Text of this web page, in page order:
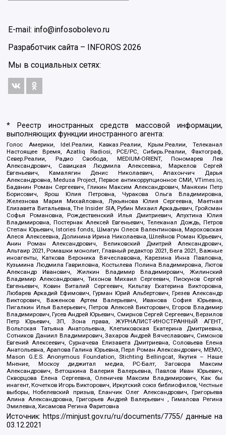
E-mail: info@infosobolevo.ru
Разработчик сайта – INFOROS 2026
Мы в социальных сетях:
* Реестр иностранных средств массовой информации,
выполняющих функции иностранного агента:
Голос Америки, Idel.Реалии, Кавказ.Реалии, Крым.Реалии, Телеканал
Настоящее Время, Azatliq Radiosi, PCE/PC, Сибирь.Реалии, Фактограф,
Север.Реалии, Радио Свобода, MEDIUM-ORIENT, Пономарев Лев
Александрович, Савицкая Людмила Алексеевна, Маркелов Сергей
Евгеньевич, Камалягин Денис Николаевич, Апахончич Дарья
Александровна, Medusa Project, Первое антикоррупционное СМИ, VTimes.io,
Баданин Роман Сергеевич, Гликин Максим Александрович, Маняхин Петр
Борисович, Ярош Юлия Петровна, Чуракова Ольга Владимировна,
Железнова Мария Михайловна, Лукьянова Юлия Сергеевна, Маетная
Елизавета Витальевна, The Insider SIA, Рубин Михаил Аркадьевич, Гройсман
Софья Романовна, Рождественский Илья Дмитриевич, Апухтина Юлия
Владимировна, Постернак Алексей Евгеньевич, Телеканал Дождь, Петров
Степан Юрьевич, Istories fonds, Шмагун Олеся Валентиновна, Мароховская
Алеся Алексеевна, Долинина Ирина Николаевна, Шлейнов Роман Юрьевич,
Анин Роман Александрович, Великовский Дмитрий Александрович,
Альтаир 2021, Ромашки монолит, Главный редактор 2021, Вега 2021, Важные
иноагенты, Каткова Вероника Вячеславовна, Карезина Инна Павловна,
Кузьмина Людмила Гавриловна, Костылева Полина Владимировна, Лютов
Александр Иванович, Жилкин Владимир Владимирович, Жилинский
Владимир Александрович, Тихонов Михаил Сергеевич, Пискунов Сергей
Евгеньевич, Ковин Виталий Сергеевич, Кильтау Екатерина Викторовна,
Любарев Аркадий Ефимович, Гурман Юрий Альбертович, Грезев Александр
Викторович, Важенков Артем Валерьевич, Иванова София Юрьевна,
Пигалкин Илья Валерьевич, Петров Алексей Викторович, Егоров Владимир
Владимирович, Гусев Андрей Юрьевич, Смирнов Сергей Сергеевич, Верзилов
Петр Юрьевич, ЗП, Зона права, ЖУРНАЛИСТ-ИНОСТРАННЫЙ АГЕНТ,
Вольтская Татьяна Анатольевна, Клепиковская Екатерина Дмитриевна,
Сотников Даниил Владимирович, Захаров Андрей Вячеславович, Симонов
Евгений Алексеевич, Сурначева Елизавета Дмитриевна, Соловьева Елена
Анатольевна, Арапова Галина Юрьевна, Перл Роман Александрович, МЕМО,
Mason G.E.S. Anonymous Foundation, Stichting Bellingcat, Якутия – Наше
Мнение, Москоу диджитал медиа, РС-Балт, Заговора Максим
Александрович, Ветошкина Валерия Валерьевна, Павлов Иван Юрьевич,
Скворцова Елена Сергеевна, Оленичев Максим Владимирович, Как бы
инагент, Кочетков Игорь Викторович, Иркутский союз библиофилов, Честные
выборы, Нобелевский призыв, Еланчик Олег Александрович, Григорьева
Алина Александровна, Григорьев Андрей Валерьевич , Гималова Регина
Эмилевна, Хисамова Регина Фаритовна
Источник: https://minjust.gov.ru/ru/documents/7755/ данные на
03.12.2021